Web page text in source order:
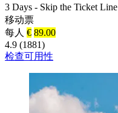
3 Days - Skip the Ticket Line
移动票
每人 € 89.00
4.9 (1881)
检查可用性